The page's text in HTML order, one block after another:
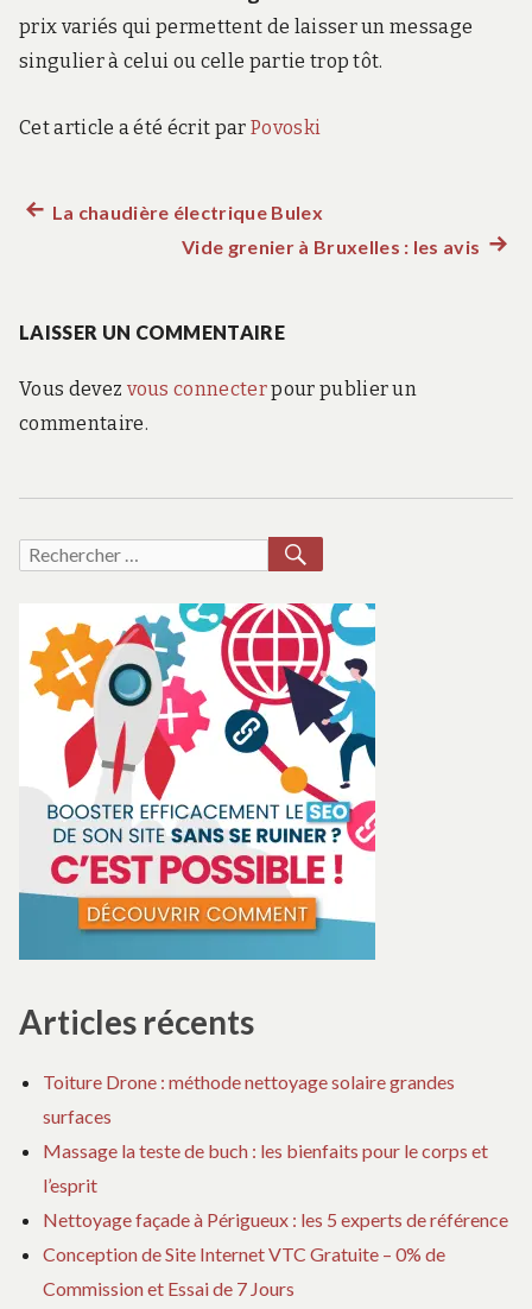
prix variés qui permettent de laisser un message
singulier à celui ou celle partie trop tôt.
Cet article a été écrit par Povoski
Navigation
l’article
Article
La chaudière électrique Bulex
Vide grenier à Bruxelles : les avis
LAISSER UN COMMENTAIRE
Vous devez vous connecterpour publier un
commentaire.
Recherche
Articles récents
Toiture Drone : méthode nettoyage solaire grandes
surfaces
Massage la teste de buch : les bienfaits pour le corps et
l’esprit
Nettoyage façade à Périgueux : les 5 experts de référence
Conception de Site Internet VTC Gratuite – 0% de
Commission et Essai de 7 Jours